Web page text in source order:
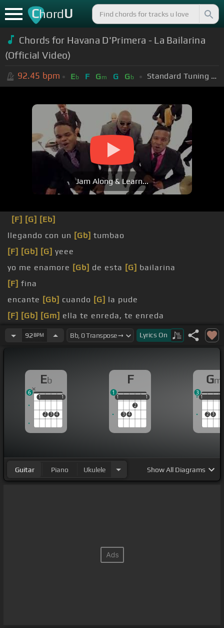
ChordU
Chords for Havana D'Primera - La Bailarina
(Official Video)
92.45 bpm Eb F Gm G Gb Standard Tuning (EADGBE)
Jam Along & Learn...
[F] [G] [Eb]
llegando con un [Gb] tumbao
[F] [Gb] [G] yeee
yo me enamore [Gb] de esta [G] bailarina
[F] fina
encante [Gb] cuando [G] la pude
[F] [Gb] [Gm] ella te enreda, te enreda
deja con una cosita[Gb] rica que te[Gm]hace
92 BPM Lyrics On
Eb
1
2 3 4
1
1 1
6
F
1
3 4
2
1
1 1
1
Gm
1
2 3
1
3
Guitar Piano Ukulele ShowAll Diagrams